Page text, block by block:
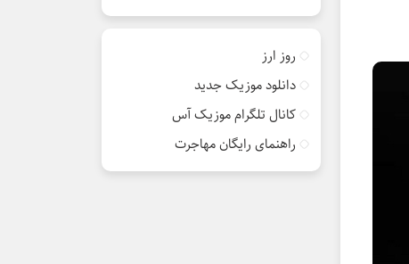
روز ارز
دانلود موزیک جدید
کانال تلگرام موزیک آس
راهنمای رایگان مهاجرت